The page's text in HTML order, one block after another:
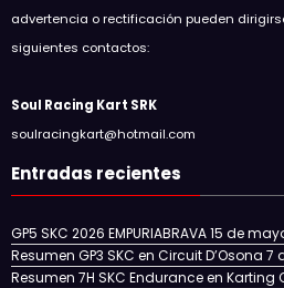
advertencia o rectificación pueden
siguientes contactos:
Soul Racing Kart SRK
soulracingkart@hotmail.com
Entradas recientes
GP5 SKC 2026 EMPURIABRAVA15 de
Resumen GP3 SKC en Circuit D’Osona 7
Resumen 7H SKC Endurance en Karting